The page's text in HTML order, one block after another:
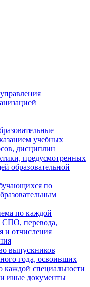
учебных
дисциплин
предусмотренных
образовательной
по
по каждой
СПО, перевода,
и отчисления
выпускников
года, освоивших
специальности
иные документы